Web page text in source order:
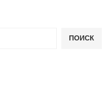
ПОИСК